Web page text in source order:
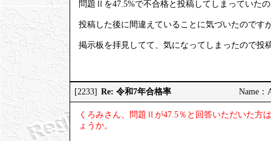
問題Ⅱを47.5%で不合格と投稿してしまっていた
投稿した後に間違えていることに気づいたのです
掲示板を拝見してて、気になってしまったので投
[2233] Re: 令和7年合格率 Name：
くろみさん、問題Ⅱが47.5％と回答いただいた方
ょうか。